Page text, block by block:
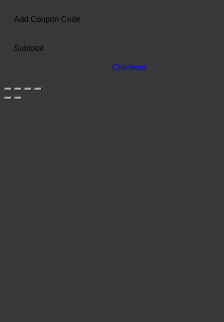
Add Coupon Code
Subtotal
Checkout